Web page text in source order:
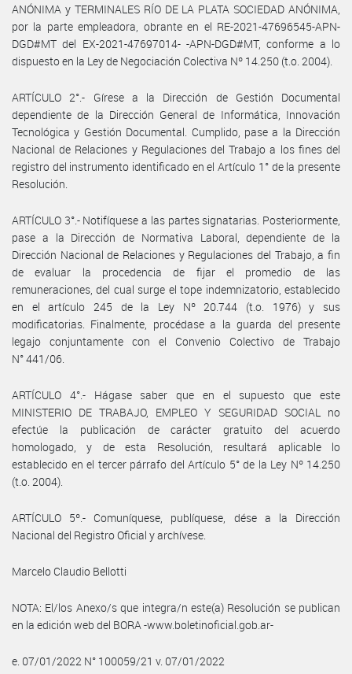
ANÓNIMA y TERMINALES RÍO DE LA PLATA SOCIEDAD ANÓNIMA,
por la parte empleadora, obrante en el RE-2021-47696545-APN-
DGD#MT del EX-2021-47697014- -APN-DGD#MT, conforme a lo
dispuesto en la Ley de Negociación Colectiva Nº 14.250 (t.o. 2004).
ARTÍCULO 2°.- Gírese a la Dirección de Gestión Documental
dependiente de la Dirección General de Informática, Innovación
Tecnológica y Gestión Documental. Cumplido, pase a la Dirección
Nacional de Relaciones y Regulaciones del Trabajo a los fines del
registro del instrumento identificado en el Artículo 1° de la presente
Resolución.
ARTÍCULO 3°.- Notifíquese a las partes signatarias. Posteriormente,
pase a la Dirección de Normativa Laboral, dependiente de la
Dirección Nacional de Relaciones y Regulaciones del Trabajo, a fin
de evaluar la procedencia de fijar el promedio de las
remuneraciones, del cual surge el tope indemnizatorio, establecido
en el artículo 245 de la Ley Nº 20.744 (t.o. 1976) y sus
modificatorias. Finalmente, procédase a la guarda del presente
legajo conjuntamente con el Convenio Colectivo de Trabajo
N° 441/06.
ARTÍCULO 4°.- Hágase saber que en el supuesto que este
MINISTERIO DE TRABAJO, EMPLEO Y SEGURIDAD SOCIAL no
efectúe la publicación de carácter gratuito del acuerdo
homologado, y de esta Resolución, resultará aplicable lo
establecido en el tercer párrafo del Artículo 5° de la Ley Nº 14.250
(t.o. 2004).
ARTÍCULO 5º.- Comuníquese, publíquese, dése a la Dirección
Nacional del Registro Oficial y archívese.
Marcelo Claudio Bellotti
NOTA: El/los Anexo/s que integra/n este(a) Resolución se publican
en la edición web del BORA -www.boletinoficial.gob.ar-
e. 07/01/2022 N° 100059/21 v. 07/01/2022